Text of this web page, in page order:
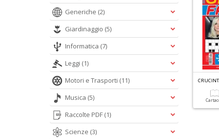
Generiche (2)
Giardinaggio (5)
Informatica (7)
Leggi (1)
Motori e Trasporti (11)
Musica (5)
Raccolte PDF (1)
Scienze (3)